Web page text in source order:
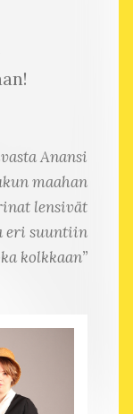
Anansi
maahan
lensivät
eri suuntiin
kolkkaan”